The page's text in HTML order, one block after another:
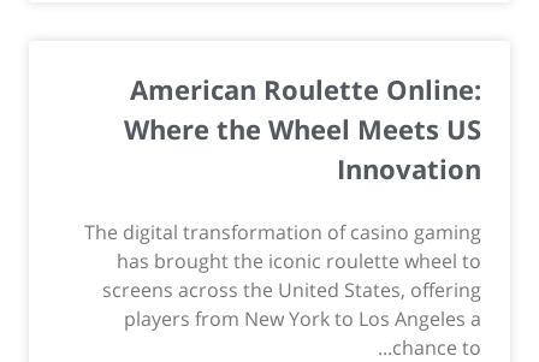
American Roulette Online:
Where the Wheel Meets US
Innovation
The digital transformation of casino gaming
has brought the iconic roulette wheel to
screens across the United States, offering
players from New York to Los Angeles a
chance to...